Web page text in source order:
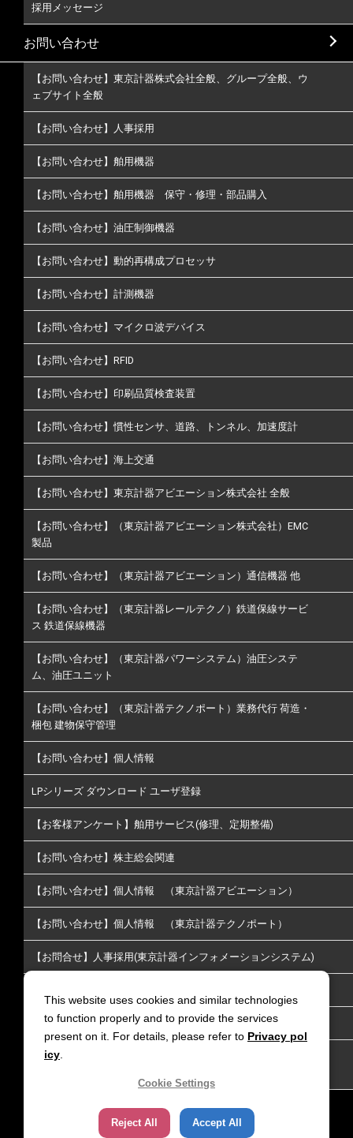
サイトポリシー 個人情報保護方針
採用メッセージ
お問い合わせ
【お問い合わせ】東京計器株式会社全般、グループ全般、ウ
ェブサイト全般
【お問い合わせ】人事採用
【お問い合わせ】舶用機器
【お問い合わせ】舶用機器 保守・修理・部品購入
【お問い合わせ】油圧制御機器
【お問い合わせ】動的再構成プロセッサ
【お問い合わせ】計測機器
【お問い合わせ】マイクロ波デバイス
【お問い合わせ】RFID
【お問い合わせ】印刷品質検査装置
【お問い合わせ】慣性センサ、道路、トンネル、加速度計
【お問い合わせ】海上交通
【お問い合わせ】東京計器アビエーション株式会社 全般
【お問い合わせ】（東京計器アビエーション株式会社）EMC
製品
【お問い合わせ】（東京計器アビエーション）通信機器 他
【お問い合わせ】（東京計器レールテクノ）鉄道保線サービ
ス 鉄道保線機器
【お問い合わせ】（東京計器パワーシステム）油圧システ
ム、油圧ユニット
【お問い合わせ】（東京計器テクノポート）業務代行 荷造・
梱包 建物保守管理
【お問い合わせ】個人情報
LPシリーズ ダウンロード ユーザ登録
【お客様アンケート】舶用サービス(修理、定期整備)
【お問い合わせ】株主総会関連
【お問い合わせ】個人情報 （東京計器アビエーション）
【お問い合わせ】個人情報 （東京計器テクノポート）
【お問合せ】人事採用(東京計器インフォメーションシステム)
【お問い合わせ】放送通信
【お問い合わせ】リチウムイオン電池火災延焼防止｜LiGIS 延
This website uses cookies and similar technologies
to function properly and to provide the services
present on it. For details, please refer to Privacy pol
icy
Cookie Settings
Reject All Accept All